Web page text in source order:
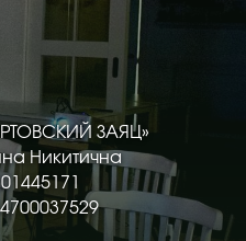
ЗАЯЦ»
Никитична